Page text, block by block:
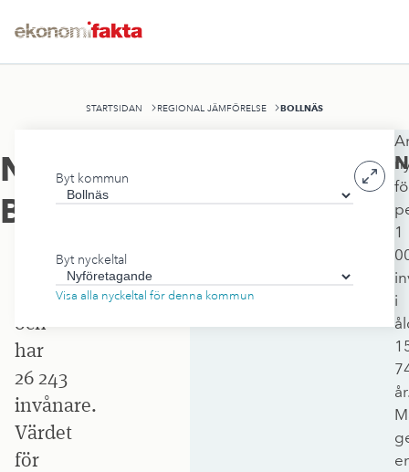
STARTSIDAN REGIONAL JÄMFÖRELSE BOLLNÄS
Nyföretagande
Bollnäs
kommun
ligger
Gävleborgs
och
har
26 243
invånare.
Värdet
för
Byt kommun
Byt nyckeltal
Visa alla nyckeltal för denna kommun
1
i
år.